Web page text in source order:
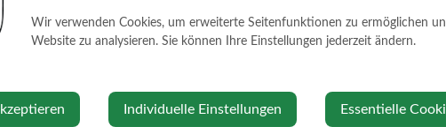
Die Gemeinde lädt Sie zu einem Getränk ein.
Wir verwenden Cookies, um erweiterte Seitenfunktionen zu ermöglichen
Website zu analysieren. Sie können Ihre Einstellungen jederzeit ändern.
Individuelle Einstellungen Essentielle